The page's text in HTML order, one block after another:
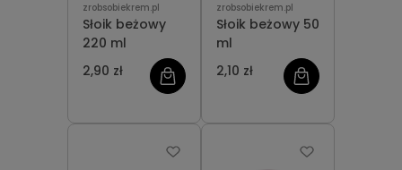
zrobsobiekrem.pl
Słoik beżowy
220 ml
2,90 zł
zrobsobiekrem.pl
Słoik beżowy 50
ml
2,10 zł